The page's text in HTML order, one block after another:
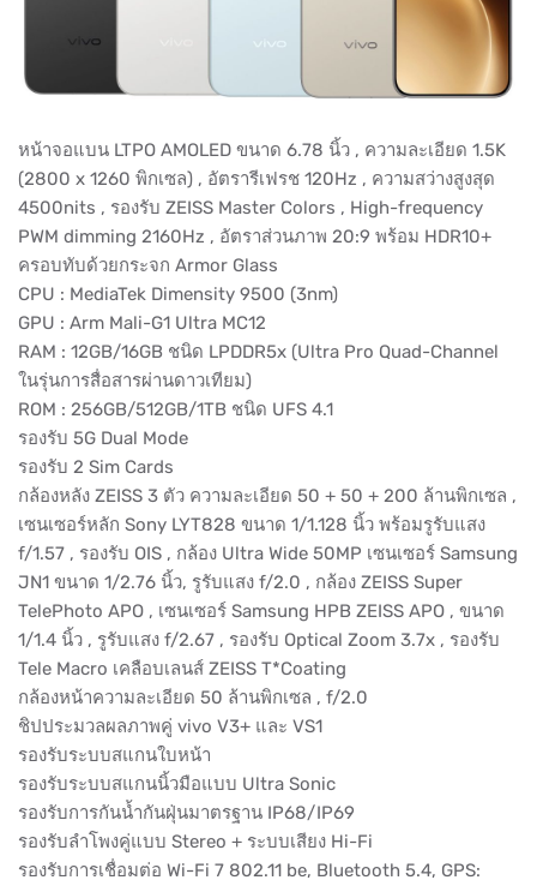
หน้าจอแบน LTPO AMOLED ขนาด 6.78 นิ้ว , ความละเอียด 1.5K
(2800 x 1260 พิกเซล) , อัตรารีเฟรช 120Hz , ความสว่างสูงสุด
4500nits , รองรับ ZEISS Master Colors , High-frequency
PWM dimming 2160Hz , อัตราส่วนภาพ 20:9 พร้อม HDR10+
ครอบทับด้วยกระจก Armor Glass
CPU : MediaTek Dimensity 9500 (3nm)
GPU : Arm Mali-G1 Ultra MC12
RAM : 12GB/16GB ชนิด LPDDR5x (Ultra Pro Quad-Channel
ในรุ่นการสื่อสารผ่านดาวเทียม)
ROM : 256GB/512GB/1TB ชนิด UFS 4.1
รองรับ 5G Dual Mode
รองรับ 2 Sim Cards
กล้องหลัง ZEISS 3 ตัว ความละเอียด 50 + 50 + 200 ล้านพิกเซล ,
เซนเซอร์หลัก Sony LYT828 ขนาด 1/1.128 นิ้ว พร้อมรูรับแสง
f/1.57 , รองรับ OIS , กล้อง Ultra Wide 50MP เซนเซอร์ Samsung
JN1 ขนาด 1/2.76 นิ้ว, รูรับแสง f/2.0 , กล้อง ZEISS Super
TelePhoto APO , เซนเซอร์ Samsung HPB ZEISS APO , ขนาด
1/1.4 นิ้ว , รูรับแสง f/2.67 , รองรับ Optical Zoom 3.7x , รองรับ
Tele Macro เคลือบเลนส์ ZEISS T*Coating
กล้องหน้าความละเอียด 50 ล้านพิกเซล , f/2.0
ชิปประมวลผลภาพคู่ vivo V3+ และ VS1
รองรับระบบสแกนใบหน้า
รองรับระบบสแกนนิ้วมือแบบ Ultra Sonic
รองรับการกันน้ำกันฝุ่นมาตรฐาน IP68/IP69
รองรับลำโพงคู่แบบ Stereo + ระบบเสียง Hi-Fi
รองรับการเชื่อมต่อ Wi-Fi 7 802.11 be, Bluetooth 5.4, GPS: